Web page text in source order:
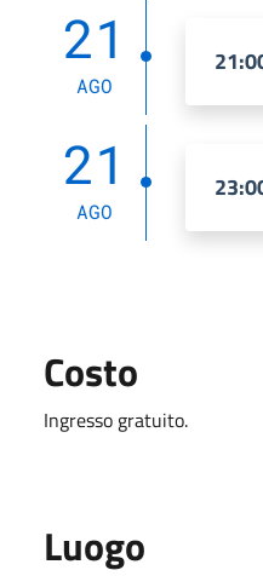
21
AGO
21
AGO
Costo
Ingresso gratuito.
Luogo